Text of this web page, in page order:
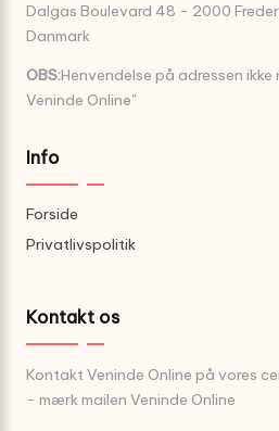
Dalgas Boulevard 48 - 2000
Danmark
OBS:Henvendelse på adressen
Veninde Online"
Info
Forside
Privatlivspolitik
Kontakt os
Kontakt Veninde Online på vores
- mærk mailen Veninde Online